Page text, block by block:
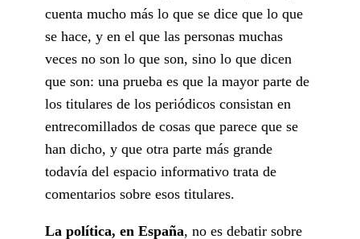
cuenta mucho más lo que se dice que lo que
se hace, y en el que las personas muchas
veces no son lo que son, sino lo que dicen
que son: una prueba es que la mayor parte de
los titulares de los periódicos consistan en
entrecomillados de cosas que parece que se
han dicho, y que otra parte más grande
todavía del espacio informativo trata de
comentarios sobre esos titulares.
La política, en España, no es debatir sobre